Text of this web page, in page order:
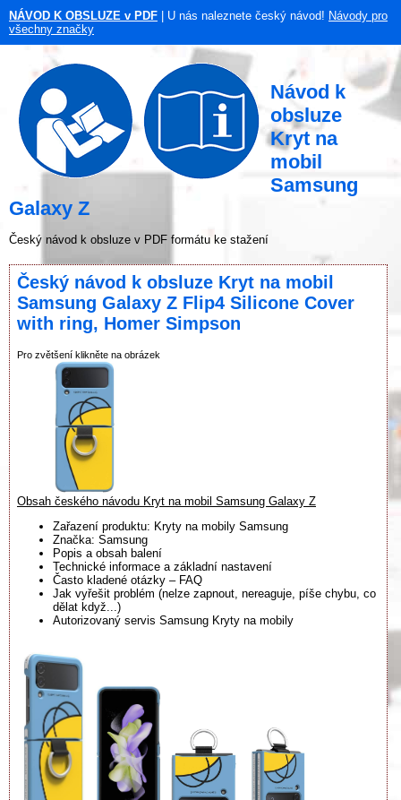
NÁVOD K OBSLUZE v PDF | U nás naleznete český návod! Návody pro
všechny značky
Návod k
obsluze
Kryt na
mobil
Samsung
Galaxy Z
Český návod k obsluze v PDF formátu ke stažení
Český návod k obsluze Kryt na mobil
Samsung Galaxy Z Flip4 Silicone Cover
with ring, Homer Simpson
Pro zvětšení klikněte na obrázek
Obsah českého návodu Kryt na mobil Samsung Galaxy Z
Zařazení produktu: Kryty na mobily Samsung
Značka: Samsung
Popis a obsah balení
Technické informace a základní nastavení
Často kladené otázky – FAQ
Jak vyřešit problém (nelze zapnout, nereaguje, píše chybu, co
dělat když...)
Autorizovaný servis Samsung Kryty na mobily